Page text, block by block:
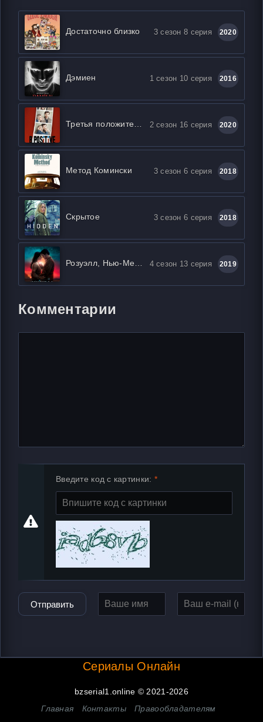
Достаточно близко 3 сезон 8 серия 2020
Дэмиен 1 сезон 10 серия 2016
2 сезон 16 серия 2020
Метод Комински 3 сезон 6 серия 2018
Скрытое 3 сезон 6 серия 2018
4 сезон 13 серия 2019
Комментарии
Введите код с картинки:
Отправить
Сериалы Онлайн
bzserial1.online © 2021-2026
Главная
Контакты Правообладателям